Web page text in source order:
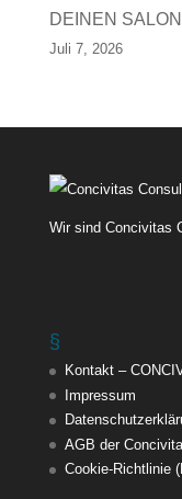
DEINEN
Juli 7, 2026
Wir sind Concivitas
§
Kontakt –
Impressum
AGB der
Cookie-Richtlinie